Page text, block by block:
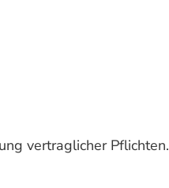
vertraglicher Pflichten.